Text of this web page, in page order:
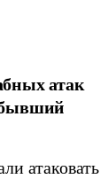
атак
бывший
атаковать